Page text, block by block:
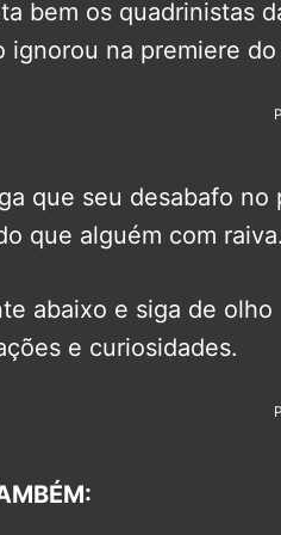
bem os quadrinistas
ignorou na premiere
que seu desabafo
que alguém com
abaixo e siga de
e curiosidades.